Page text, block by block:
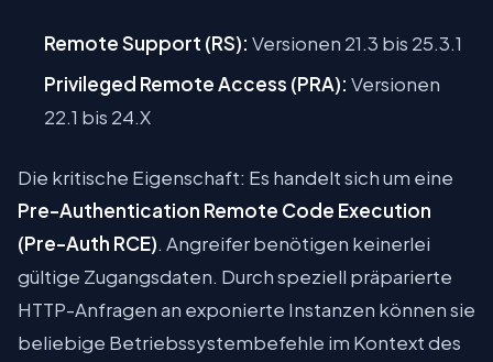
Remote Support (RS): Versionen 21.3 bis 25.3.1
Privileged Remote Access (PRA): Versionen
22.1 bis 24.X
Die kritische Eigenschaft: Es handelt sich um eine
Pre-Authentication Remote Code Execution
(Pre-Auth RCE). Angreifer benötigen keinerlei
gültige Zugangsdaten. Durch speziell präparierte
HTTP-Anfragen an exponierte Instanzen können sie
beliebige Betriebssystembefehle im Kontext des